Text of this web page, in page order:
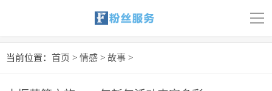
导
首页
当前位置： 首页 > 情感 > 故事 >